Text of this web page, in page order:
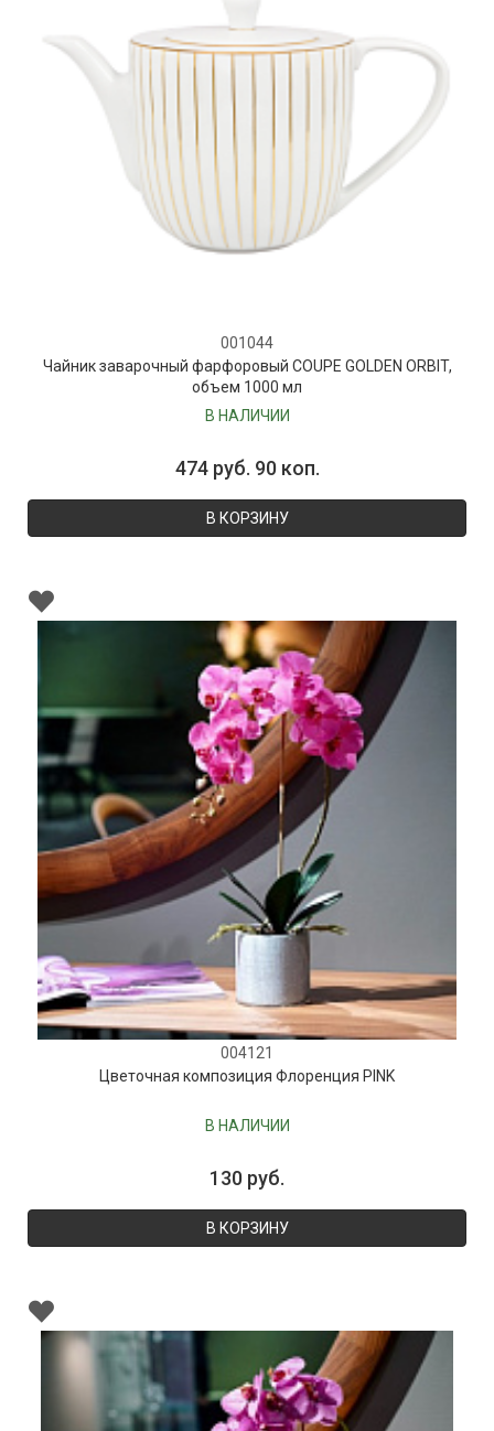
001044
Чайник заварочный фарфоровый COUPE GOLDEN ORBIT,
объем 1000 мл
В НАЛИЧИИ
474 руб. 90 коп.
В КОРЗИНУ
004121
Цветочная композиция Флоренция PINK
В НАЛИЧИИ
130 руб.
В КОРЗИНУ